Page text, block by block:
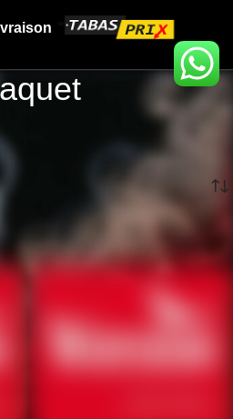
Affichage de 1–12 sur 320 résultats